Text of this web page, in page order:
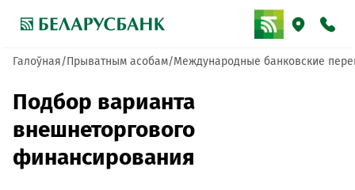
Галоўная Прыватным асобам Международные банковские
Подбор варианта
внешнеторгового
финансирования